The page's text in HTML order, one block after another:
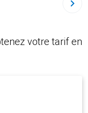
votre tarif en